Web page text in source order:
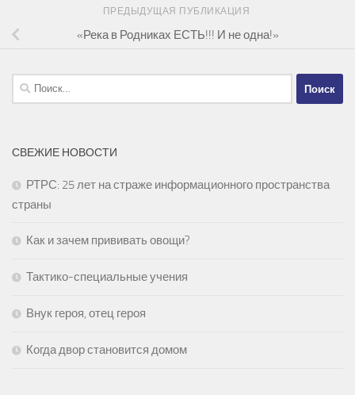
ПРЕДЫДУЩАЯ ПУБЛИКАЦИЯ
«Река в Родниках ЕСТЬ!!! И не одна!»
Найти:
СВЕЖИЕ НОВОСТИ
РТРС: 25 лет на страже информационного пространства
страны
Как и зачем прививать овощи?
Тактико-специальные учения
Внук героя, отец героя
Когда двор становится домом